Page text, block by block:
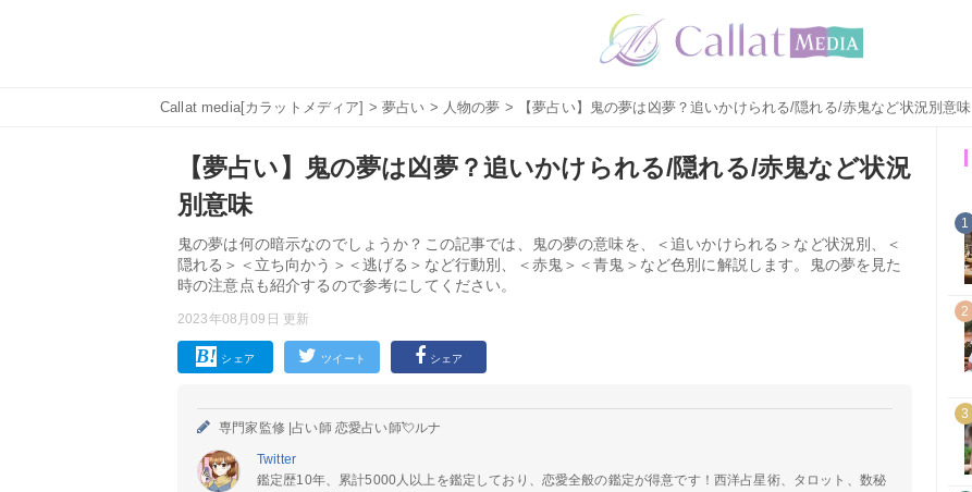
Callat media[カラットメディア] >夢占い > 人物の夢 > 【夢占い】鬼の夢は凶夢？追いかけられる/隠れる/赤鬼など状況別意味
【夢占い】鬼の夢は凶夢？追いかけられる/隠れる/赤鬼など状況
別意味
鬼の夢は何の暗示なのでしょうか？この記事では、鬼の夢の意味を、＜追いかけられる＞など状況別、＜
隠れる＞＜立ち向かう＞＜逃げる＞など行動別、＜赤鬼＞＜青鬼＞など色別に解説します。鬼の夢を見た
時の注意点も紹介するので参考にしてください。
2023年08月09日 更新
シェア ツイート シェア
専門家監修 |占い師 恋愛占い師💘ルナ
Twitter
鑑定歴10年、累計5000人以上を鑑定しており、恋愛全般の鑑定が得意です！西洋占星術、タロット、数秘
1
2
3